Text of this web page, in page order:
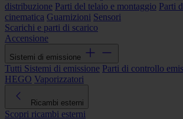
distribuzione Parti del telaio e montaggio Parti
cinematica Guarnizioni Sensori
Scarichi e parti di scarico
Accensione
Sistemi di emissione
Tutti Sistemi di emissione Parti di controllo
HEGO Vaporizzatori
Ricambi esterni
Scopri ricambi esterni